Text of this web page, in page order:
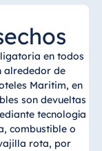
en todos
alrededor de
Maritim, en
son devueltas
tecnología
combustible o
rota, por